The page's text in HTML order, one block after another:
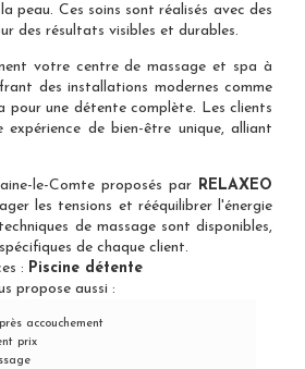
peau. Ces soins sont réalisés avec des
des résultats visibles et durables.
votre centre de massage et spa à
des installations modernes comme
pour une détente complète. Les clients
de bien-être unique, alliant
le-Comteproposés par RELAXEO
les tensions et rééquilibrer l'énergie
de massage sont disponibles,
de chaque client.
: Piscine détente
propose aussi :
accouchement
prix